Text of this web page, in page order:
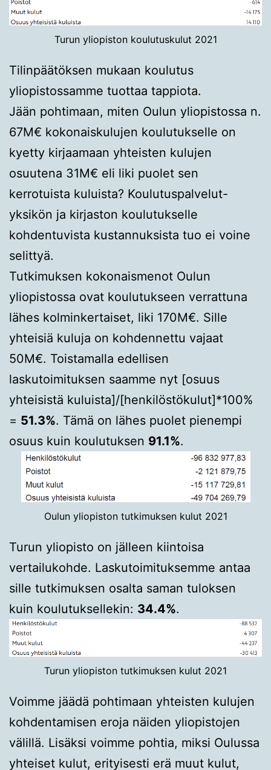
Turun yliopiston koulutuskulut 2021
Tilinpäätöksen mukaan koulutus
yliopistossamme tuottaa tappiota.
Jään pohtimaan, miten Oulun yliopistossa n.
67M€ kokonaiskulujen koulutukselle on
kyetty kirjaamaan yhteisten kulujen
osuutena 31M€ eli liki puolet sen
kerrotuista kuluista? Koulutuspalvelut-
yksikön ja kirjaston koulutukselle
kohdentuvista kustannuksista tuo ei voine
selittyä.
Tutkimuksen kokonaismenot Oulun
yliopistossa ovat koulutukseen verrattuna
lähes kolminkertaiset, liki 170M€. Sille
yhteisiä kuluja on kohdennettu vajaat
50M€. Toistamalla edellisen
laskutoimituksen saamme nyt [osuus
yhteisistä kuluista]/[henkilöstökulut]*100%
= 51.3%. Tämä on lähes puolet pienempi
osuus kuin koulutuksen 91.1%.
Oulun yliopiston tutkimuksen kulut 2021
Turun yliopisto on jälleen kiintoisa
vertailukohde. Laskutoimituksemme antaa
sille tutkimuksen osalta saman tuloksen
kuin koulutuksellekin: 34.4%.
Turun yliopiston tutkimuksen kulut 2021
Voimme jäädä pohtimaan yhteisten kulujen
kohdentamisen eroja näiden yliopistojen
välillä. Lisäksi voimme pohtia, miksi Oulussa
yhteiset kulut, erityisesti erä muut kulut,